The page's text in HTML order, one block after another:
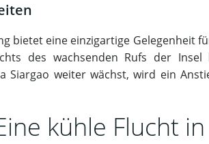
bietet eine einzigartige Gelegenheit
des wachsenden Rufs der
Siargao weiter wächst, wird ein
kühle Flucht